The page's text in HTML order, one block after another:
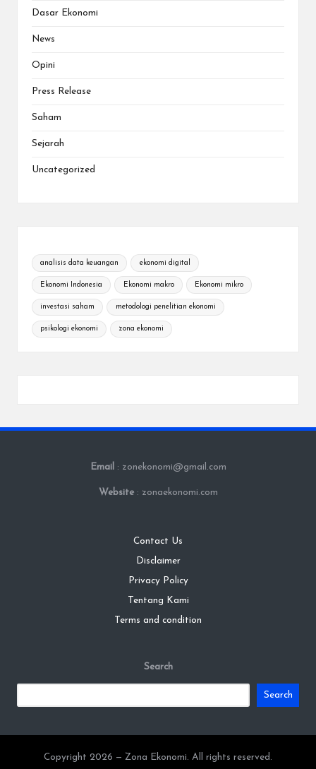
Dasar Ekonomi
News
Opini
Press Release
Saham
Sejarah
Uncategorized
analisis data keuangan ekonomi digital
Ekonomi Indonesia Ekonomi makro Ekonomi mikro
investasi saham metodologi penelitian ekonomi
psikologi ekonomi zona ekonomi
Email : zonekonomi@gmail.com
Website : zonaekonomi.com
Contact Us
Disclaimer
Privacy Policy
Tentang Kami
Terms and condition
Search
Search
Copyright 2026 — Zona Ekonomi. All rights reserved.